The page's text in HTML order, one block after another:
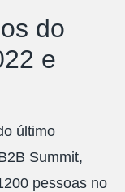
do
e
último
Summit,
pessoas no